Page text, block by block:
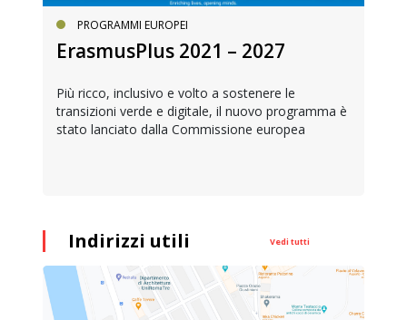
PROGRAMMI EUROPEI
ErasmusPlus 2021 – 2027
Più ricco, inclusivo e volto a sostenere le
transizioni verde e digitale, il nuovo programma è
stato lanciato dalla Commissione europea
Indirizzi utili Vedi tutti